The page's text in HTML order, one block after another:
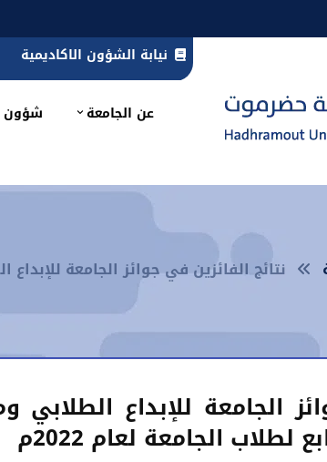
نيابة الشؤون الاكاديمية
عن الجامعة شؤون
نتائج الفائزين في جوائز الجامعة للإبداع
الجامعة للإبداع
الجامعة لعام 2022م